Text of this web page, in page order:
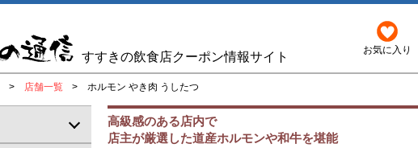
すすきの飲食店クーポン情報サイト お気に入り
店舗一覧 ホルモン やき肉 うしたつ
高級感のある店内で
店主が厳選した道産ホルモンや和牛を堪能